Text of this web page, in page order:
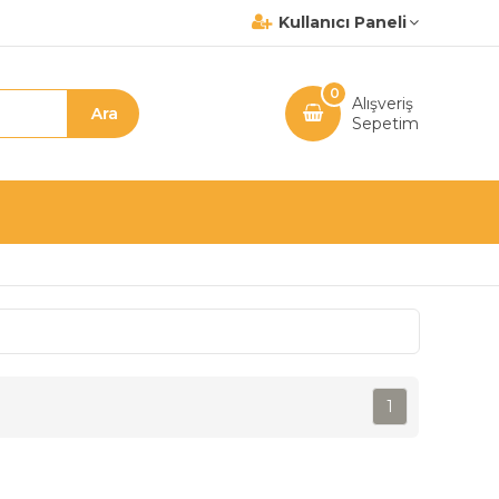
Kullanıcı Paneli
Alışveriş
Sepetim
0
1